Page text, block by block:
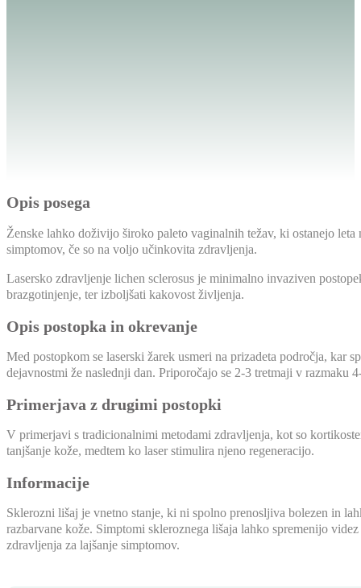
Opis posega
Ženske lahko doživijo široko paleto vaginalnih težav, ki ostanejo
simptomov, če so na voljo učinkovita zdravljenja.
Lasersko zdravljenje lichen sclerosus je minimalno invaziven
brazgotinjenje, ter izboljšati kakovost življenja.
Opis postopka in okrevanje
Med postopkom se laserski žarek usmeri na prizadeta področja,
dejavnostmi že naslednji dan. Priporočajo se 2-3 tretmaji v razmaku
Primerjava z drugimi postopki
V primerjavi s tradicionalnimi metodami zdravljenja, kot so
tanjšanje kože, medtem ko laser stimulira njeno regeneracijo.
Informacije
Sklerozni lišaj je vnetno stanje, ki ni spolno prenosljiva bolezen in
razbarvane kože. Simptomi skleroznega lišaja lahko spremenijo
zdravljenja za lajšanje simptomov.